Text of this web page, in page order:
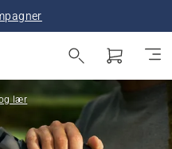
lær